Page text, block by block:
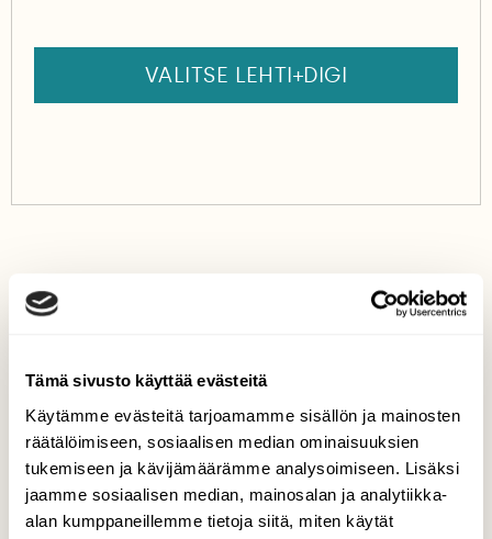
Tämä sivusto käyttää evästeitä
Käytämme evästeitä tarjoamamme sisällön ja mainosten
räätälöimiseen, sosiaalisen median ominaisuuksien
tukemiseen ja kävijämäärämme analysoimiseen. Lisäksi
jaamme sosiaalisen median, mainosalan ja analytiikka-
alan kumppaneillemme tietoja siitä, miten käytät
VALITSE LEHTI+DIGI
HIIDENPORTIN KANSALLISPUISTO
Tilaa Suomen Luonto